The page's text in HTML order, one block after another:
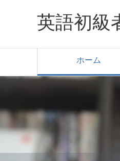
英語初級
ホーム